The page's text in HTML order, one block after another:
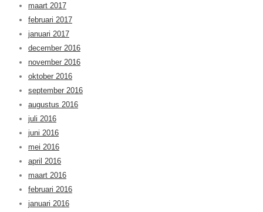
maart 2017
februari 2017
januari 2017
december 2016
november 2016
oktober 2016
september 2016
augustus 2016
juli 2016
juni 2016
mei 2016
april 2016
maart 2016
februari 2016
januari 2016